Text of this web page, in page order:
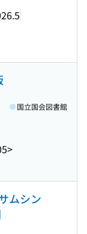
国立国会図書館
ムシン